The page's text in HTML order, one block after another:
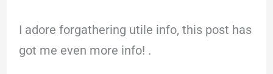
I adore forgathering utile info, this post has
got me even more info! .